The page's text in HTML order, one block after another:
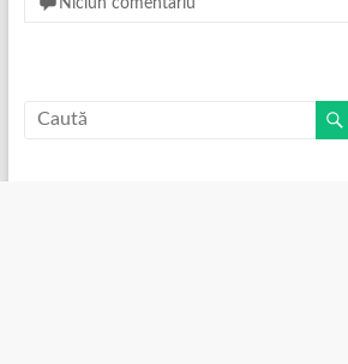
Niciun comentariu